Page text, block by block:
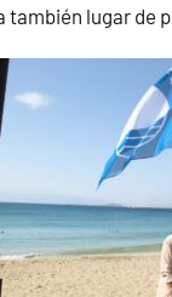
también lugar de